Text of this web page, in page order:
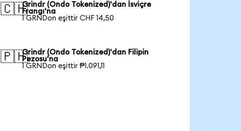
🇨🇭Grindr (Ondo Tokenized)'dan İsviçre
Frangı'na
1 GRNDon eşittir CHF 14,50
🇵🇭Grindr (Ondo Tokenized)'dan Filipin
Pezosu'na
1 GRNDon eşittir ₱1.091,11